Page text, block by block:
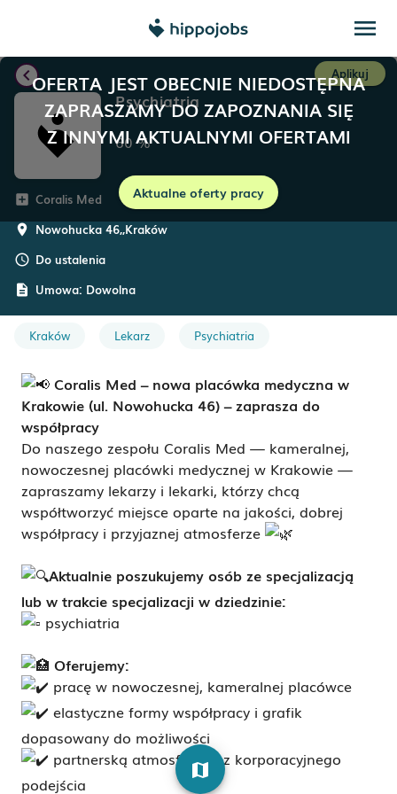
menu
OFERTA JEST OBECNIE NIEDOSTĘPNA
ZAPRASZAMY DO ZAPOZNANIA SIĘ
Z INNYMI AKTUALNYMI OFERTAMI
Aktualne oferty pracy
chevron_left Aplikuj
Psychiatria
60%
add_box Coralis Med
room Nowohucka 46,,Kraków
schedule Do ustalenia
description Umowa: Dowolna
Kraków Lekarz Psychiatria
Coralis Med – nowa placówka medyczna w
Krakowie (ul. Nowohucka 46) – zaprasza do
współpracy
Do naszego zespołu Coralis Med — kameralnej,
nowoczesnej placówki medycznej w Krakowie —
zapraszamy lekarzy i lekarki, którzy chcą
współtworzyć miejsce oparte na jakości, dobrej
współpracy i przyjaznej atmosferze
Aktualnie poszukujemy osób ze specjalizacją
lub w trakcie specjalizacji w dziedzinie:
psychiatria
Oferujemy:
pracę w nowoczesnej, kameralnej placówce
elastyczne formy współpracy i grafik
dopasowany do możliwości
partnerską atmosferę bez korporacyjnego
podejścia
map